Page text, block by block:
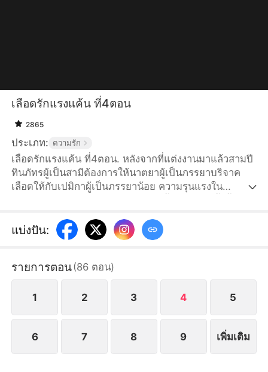
เลือดรักแรงแค้น ที่4ตอน
2865
ประเภท: ความรัก
เลือดรักแรงแค้น ที่4ตอน. หลังจากที่แต่งงานมาแล้วสามปี
ทินภัทรผู้เป็นสามีต้องการให้นาตยาผู้เป็นภรรยาบริจาค
เลือดให้กับเปมิกาผู้เป็นภรรยาน้อย ความรุนแรงใน
ตรงมา กลับคืนสู่ความมั่งคั่งร่ำรวย แต่ว่าสามีโรคจิตของ
เธอตามรังควานไม่หยุดหย่อน
แบ่งปัน:
รายการตอน(86 ตอน)
1 2 3 4 5
6 7 8 9 เพิ่มเติม